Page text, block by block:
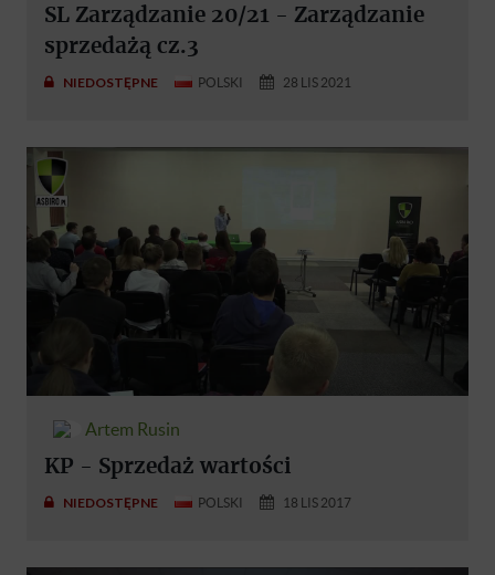
SL Zarządzanie 20/21 - Zarządzanie
sprzedażą cz.3
NIEDOSTĘPNE POLSKI 28 LIS 2021
Artem Rusin
KP - Sprzedaż wartości
NIEDOSTĘPNE POLSKI 18 LIS 2017